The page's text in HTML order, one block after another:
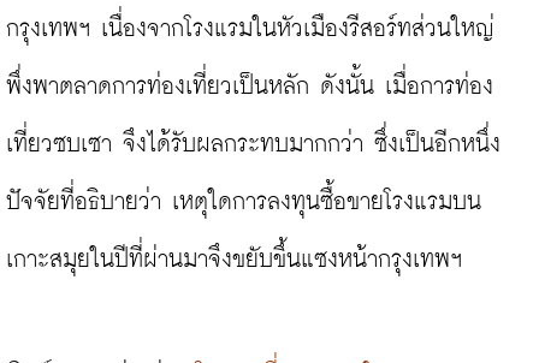
กรุงเทพฯ เนื่องจากโรงแรมในหัวเมืองรีสอร์ทส่วนใหญ่
พึ่งพาตลาดการท่องเที่ยวเป็นหลัก ดังนั้น เมื่อการท่อง
เที่ยวซบเซา จึงได้รับผลกระทบมากกว่า ซึ่งเป็นอีกหนึ่ง
ปัจจัยที่อธิบายว่า เหตุใดการลงทุนซื้อขายโรงแรมบน
เกาะสมุยในปีที่ผ่านมาจึงขยับขึ้นแซงหน้ากรุงเทพฯ